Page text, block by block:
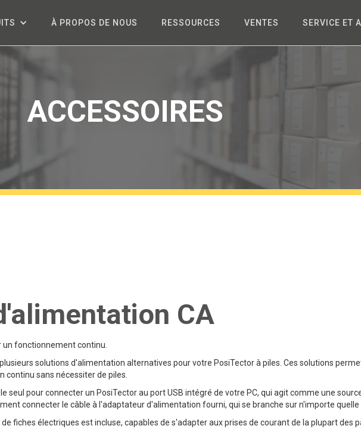
À PROPOS DE NOUS RESSOURCES VENTES SERVICE ET
ACCESSOIRES
CA
un fonctionnement continu.
solutions d'alimentation alternatives pour votre PosiTector à piles. Ces solutions
continu sans nécessiter de piles.
seul pour connecter un PosiTector au port USB intégré de votre PC, qui agit comme une
connecter le câble à l'adaptateur d'alimentation fourni, qui se branche sur n'importe quelle
fiches électriques est incluse, capables de s'adapter aux prises de courant de la plupart des